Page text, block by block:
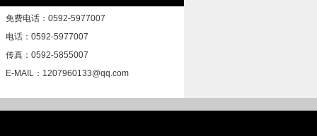
免费电话：0592-5977007
电话：0592-5977007
传真：0592-5855007
E-MAIL：1207960133@qq.com